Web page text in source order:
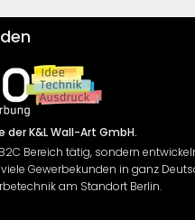
Abmeldung
der K&L Wall-Art GmbH.
Bereich tätig, sondern
Gewerbekunden in ganz
am Standort Berlin.